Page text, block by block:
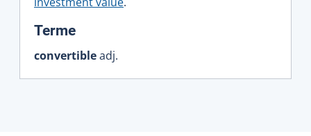
Terme:
convertibleadj.